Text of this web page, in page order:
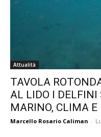
Attualità
TAVOLA
AL LIDO I DELFINI
MARINO, CLIMA E
Marcello Rosario Caliman -